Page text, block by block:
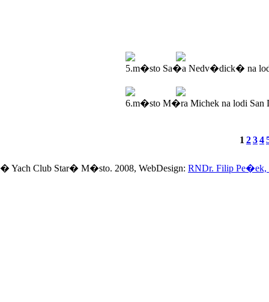
5.m�sto Sa�a Nedv�dick� na
6.m�sto M�ra Michek na lodi San
1 234
� Yach Club Star� M�sto. 2008, WebDesign: RNDr. Filip Pe�ek,